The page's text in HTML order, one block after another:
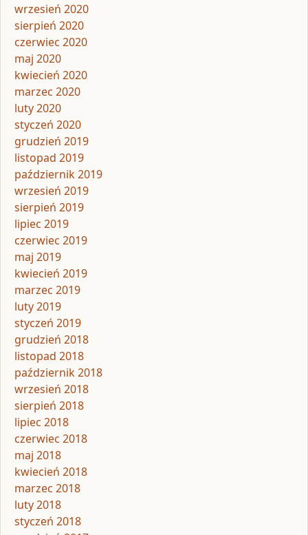
wrzesień 2020
sierpień 2020
czerwiec 2020
maj 2020
kwiecień 2020
marzec 2020
luty 2020
styczeń 2020
grudzień 2019
listopad 2019
październik 2019
wrzesień 2019
sierpień 2019
lipiec 2019
czerwiec 2019
maj 2019
kwiecień 2019
marzec 2019
luty 2019
styczeń 2019
grudzień 2018
listopad 2018
październik 2018
wrzesień 2018
sierpień 2018
lipiec 2018
czerwiec 2018
maj 2018
kwiecień 2018
marzec 2018
luty 2018
styczeń 2018